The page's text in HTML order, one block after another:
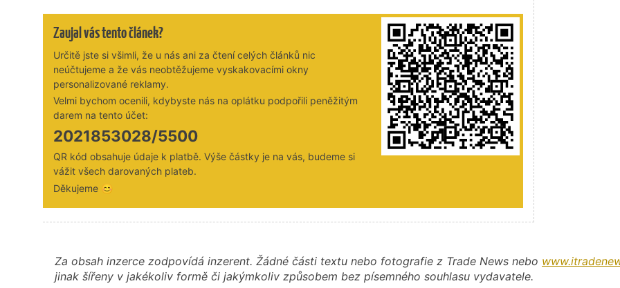
Zaujal vás tento článek?
Určitě jste si všimli, že u nás ani za čtení celých článků nic
neúčtujeme a že vás neobtěžujeme vyskakovacími okny
personalizované reklamy.
Velmi bychom ocenili, kdybyste nás na oplátku podpořili peněžitým
darem na tento účet:
2021853028/5500
QR kód obsahuje údaje k platbě. Výše částky je na vás, budeme si
vážit všech darovaných plateb.
Děkujeme 😊
Za obsah inzerce zodpovídá inzerent. Žádné části textu nebo fotografie z Trade News nebo
jinak šířeny v jakékoliv formě či jakýmkoliv způsobem bez písemného souhlasu vydavatele.